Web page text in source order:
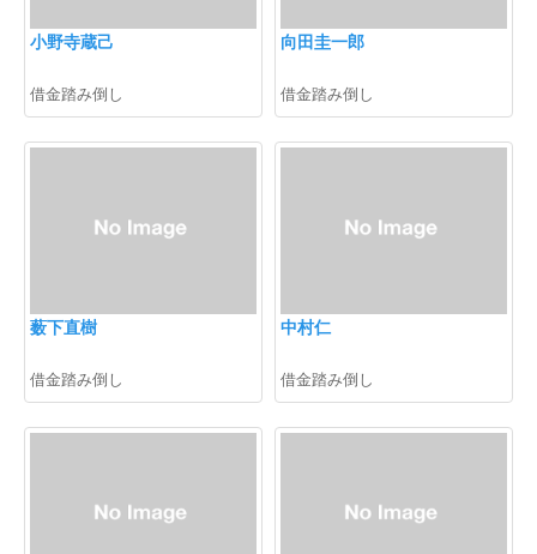
小野寺蔵己
借金踏み倒し
向田圭一郎
借金踏み倒し
薮下直樹
借金踏み倒し
中村仁
借金踏み倒し